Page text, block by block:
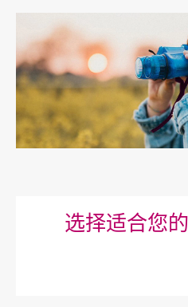
选择适合您